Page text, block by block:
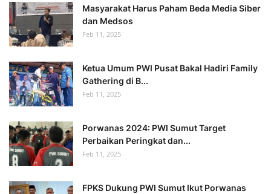
Masyarakat Harus Paham Beda Media Siber
dan Medsos
Feb 11, 2025
Ketua Umum PWI Pusat Bakal Hadiri Family
Gathering di B...
Feb 11, 2025
Porwanas 2024: PWI Sumut Target
Perbaikan Peringkat dan...
Feb 11, 2025
FPKS Dukung PWI Sumut Ikut Porwanas